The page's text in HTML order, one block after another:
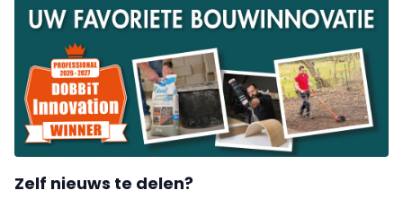
Zelf nieuws te delen?